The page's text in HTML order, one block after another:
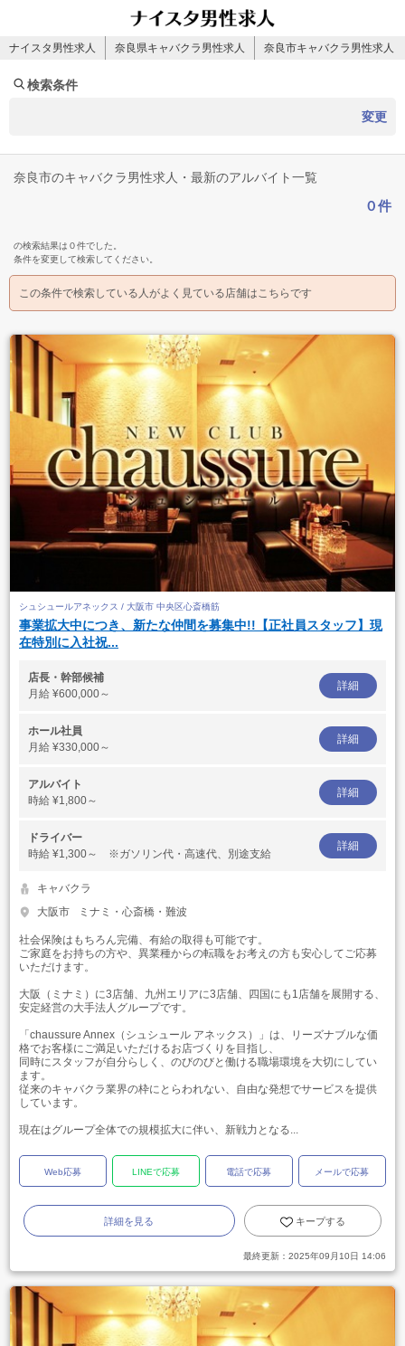
ナイスタ男性求人 奈良県キャバクラ男性求人 奈良市キャバクラ男性求人
検索条件
変更
奈良市のキャバクラ男性求人・最新のアルバイト一覧
０件
の検索結果は０件でした。
条件を変更して検索してください。
この条件で検索している人がよく見ている店舗はこちらです
シュシュールアネックス / 大阪市 中央区心斎橋筋
事業拡大中につき、新たな仲間を募集中!!【正社員スタッフ】現
在特別に入社祝...
店長・幹部候補
月給 ¥600,000～
詳細
ホール社員
月給 ¥330,000～
詳細
アルバイト
時給 ¥1,800～
詳細
ドライバー
時給 ¥1,300～ ※ガソリン代・高速代、別途支給
詳細
キャバクラ
大阪市
ミナミ・心斎橋・難波
社会保険はもちろん完備、有給の取得も可能です。
ご家庭をお持ちの方や、異業種からの転職をお考えの方も安心してご応募
いただけます。
大阪（ミナミ）に3店舗、九州エリアに3店舗、四国にも1店舗を展開する、
安定経営の大手法人グループです。
「chaussure Annex（シュシュール アネックス）」は、リーズナブルな価
格でお客様にご満足いただけるお店づくりを目指し、
同時にスタッフが自分らしく、のびのびと働ける職場環境を大切にしてい
ます。
従来のキャバクラ業界の枠にとらわれない、自由な発想でサービスを提供
しています。
現在はグループ全体での規模拡大に伴い、新戦力となる...
Web応募 LINEで応募 電話で応募 メールで応募
詳細を見る キープする
最終更新： 2025年09月10日 14:06